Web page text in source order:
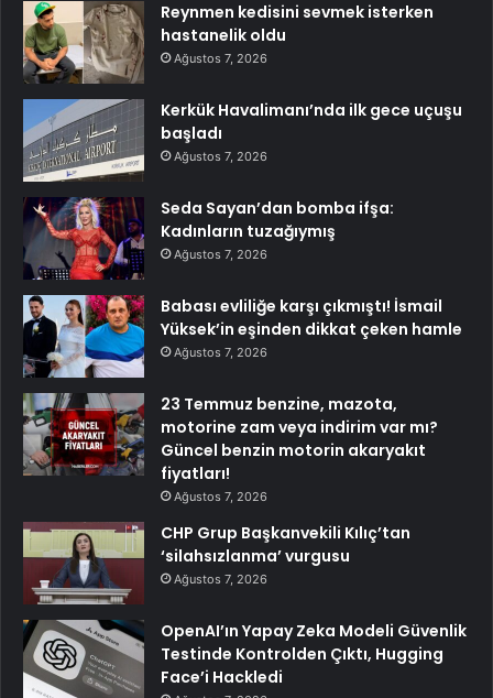
Reynmen kedisini sevmek isterken
hastanelik oldu
Ağustos 7, 2026
Kerkük Havalimanı’nda ilk gece uçuşu
başladı
Ağustos 7, 2026
Seda Sayan’dan bomba ifşa:
Kadınların tuzağıymış
Ağustos 7, 2026
Babası evliliğe karşı çıkmıştı! İsmail
Yüksek’in eşinden dikkat çeken hamle
Ağustos 7, 2026
23 Temmuz benzine, mazota,
motorine zam veya indirim var mı?
Güncel benzin motorin akaryakıt
fiyatları!
Ağustos 7, 2026
CHP Grup Başkanvekili Kılıç’tan
‘silahsızlanma’ vurgusu
Ağustos 7, 2026
OpenAI’ın Yapay Zeka Modeli Güvenlik
Testinde Kontrolden Çıktı, Hugging
Face’i Hackledi